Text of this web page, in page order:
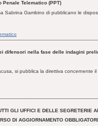
Telematico (PPT)
Sabrina Gambino di pubblicano le
difensori nella fase delle indagini
si pubblica la direttiva concernente
GLI UFFICI E DELLE SEGRETERIE
DI AGGIORNAMENTO